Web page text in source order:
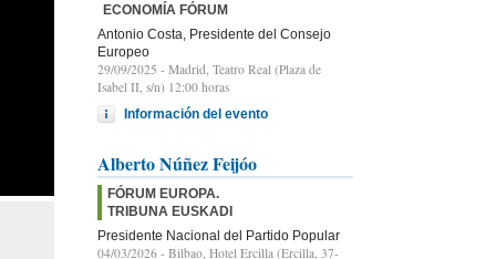
ECONOMÍA FÓRUM
Antonio Costa, Presidente del Consejo
Europeo
29/09/2025 - Madrid, Teatro Real (Plaza de
Isabel II, s/n) 12:00 horas
Información del evento
Alberto Núñez Feijóo
FÓRUM EUROPA.
TRIBUNA EUSKADI
Presidente Nacional del Partido Popular
04/03/2026 - Bilbao, Hotel Ercilla (Ercilla, 37-